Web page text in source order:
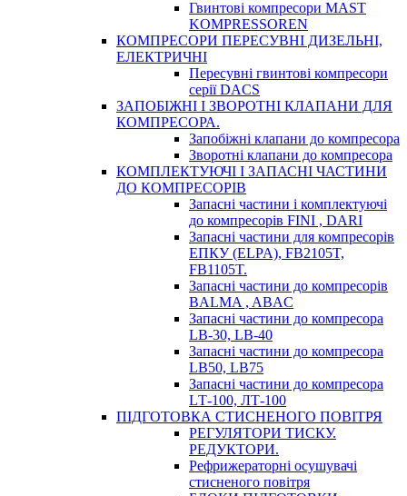
Гвинтові компресори MAST
KOMPRESSOREN
КОМПРЕСОРИ ПЕРЕСУВНІ ДИЗЕЛЬНІ,
ЕЛЕКТРИЧНІ
Пересувні гвинтові компресори
серії DACS
ЗАПОБІЖНІ І ЗВОРОТНІ КЛАПАНИ ДЛЯ
КОМПРЕСОРА.
Запобіжні клапани до компресора
Зворотні клапани до компресора
КОМПЛЕКТУЮЧІ І ЗАПАСНІ ЧАСТИНИ
ДО КОМПРЕСОРІВ
Запасні частини і комплектуючі
до компресорів FINI , DARI
Запасні частини для компресорів
ЕПКУ (ELPA), FB2105T,
FB1105T.
Запасні частини до компресорів
BALMA , ABAC
Запасні частини до компресора
LB-30, LB-40
Запасні частини до компресора
LB50, LB75
Запасні частини до компресора
LТ-100, ЛТ-100
ПІДГОТОВКА СТИСНЕНОГО ПОВІТРЯ
РЕГУЛЯТОРИ ТИСКУ.
РЕДУКТОРИ.
Рефрижераторні осушувачі
стисненого повітря